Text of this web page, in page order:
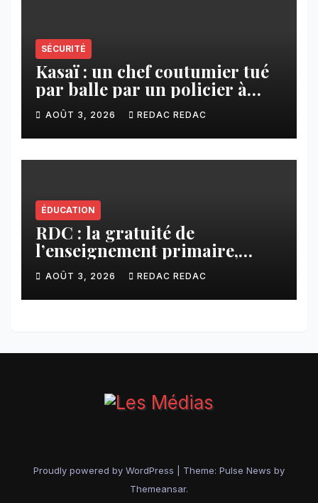
SÉCURITÉ
Kasaï : un chef coutumier tué
par balle par un policier à
Kamuesha, la tension monte
AOÛT 3, 2026 REDAC REDAC
ÉDUCATION
RDC : la gratuité de
l’enseignement primaire,
vision phare du Président
Félix Tshisekedi réaffirmée
par une circulaire du
AOÛT 3, 2026 REDAC REDAC
Proudly powered by WordPress Theme: Pulse News by
Themeansar.